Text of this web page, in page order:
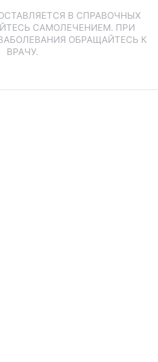
В СПРАВОЧНЫХ
САМОЛЕЧЕНИЕМ. ПРИ
ОБРАЩАЙТЕСЬ К
ВРАЧУ.